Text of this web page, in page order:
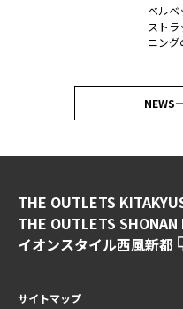
ベルベ
ストラ
ニング
NEWS
THE OUTLETS
THE OUTLETS SHONAN
イオンスタイル西風新都
サイトマップ